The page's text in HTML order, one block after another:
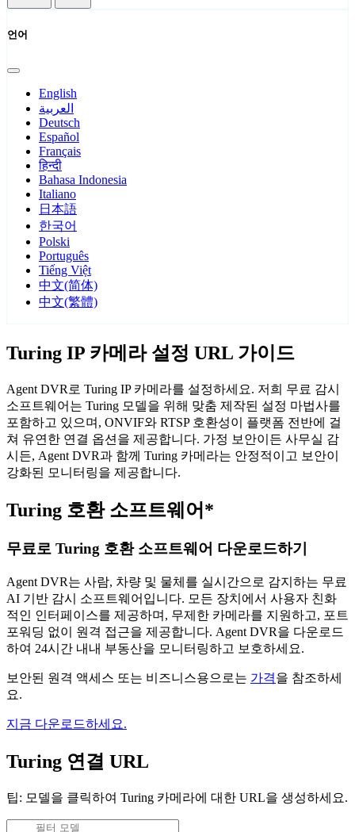
언어
English
العربية
Deutsch
Español
Français
हिन्दी
Bahasa Indonesia
Italiano
日本語
한국어
Polski
Português
Tiếng Việt
中文(简体)
中文(繁體)
Turing IP 카메라 설정 URL 가이드
Agent DVR로 Turing IP 카메라를 설정하세요. 저희 무료 감시
소프트웨어는 Turing 모델을 위해 맞춤 제작된 설정 마법사를
포함하고 있으며, ONVIF와 RTSP 호환성이 플랫폼 전반에 걸
쳐 유연한 연결 옵션을 제공합니다. 가정 보안이든 사무실 감
시든, Agent DVR과 함께 Turing 카메라는 안정적이고 보안이
강화된 모니터링을 제공합니다.
Turing 호환 소프트웨어*
무료로 Turing 호환 소프트웨어 다운로드하기
Agent DVR는 사람, 차량 및 물체를 실시간으로 감지하는 무료
AI 기반 감시 소프트웨어입니다. 모든 장치에서 사용자 친화
적인 인터페이스를 제공하며, 무제한 카메라를 지원하고, 포트
포워딩 없이 원격 접근을 제공합니다. Agent DVR을 다운로드
하여 24시간 내내 부동산을 모니터링하고 보호하세요.
보안된 원격 액세스 또는 비즈니스용으로는 가격을 참조하세
요.
지금 다운로드하세요.
Turing 연결 URL
팁: 모델을 클릭하여 Turing 카메라에 대한 URL을 생성하세요.